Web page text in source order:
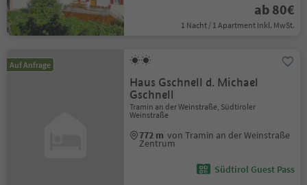
ab 80€
1 Nacht / 1 Apartment Inkl. MwSt.
Auf Anfrage
Haus Gschnell d. Michael
Gschnell
Tramin an der Weinstraße, Südtiroler
Weinstraße
772 m von Tramin an der Weinstraße
Zentrum
Südtirol Guest Pass